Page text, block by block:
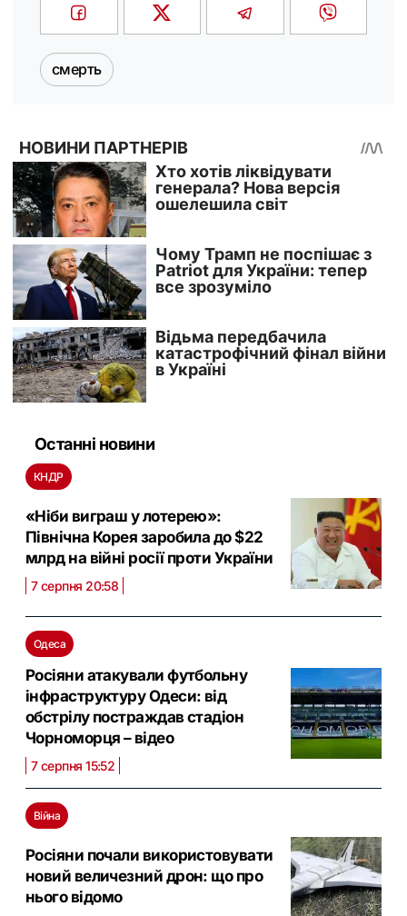
смерть
Останні новини
КНДР
«Ніби виграш у лотерею»:
Північна Корея заробила до $22
млрд на війні росії проти України
7 серпня 20:58
Одеса
Росіяни атакували футбольну
інфраструктуру Одеси: від
обстрілу постраждав стадіон
Чорноморця – відео
7 серпня 15:52
Війна
Росіяни почали використовувати
новий величезний дрон: що про
нього відомо